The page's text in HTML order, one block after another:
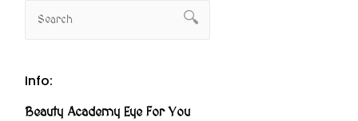
Info:
Beauty Academy Eye For You